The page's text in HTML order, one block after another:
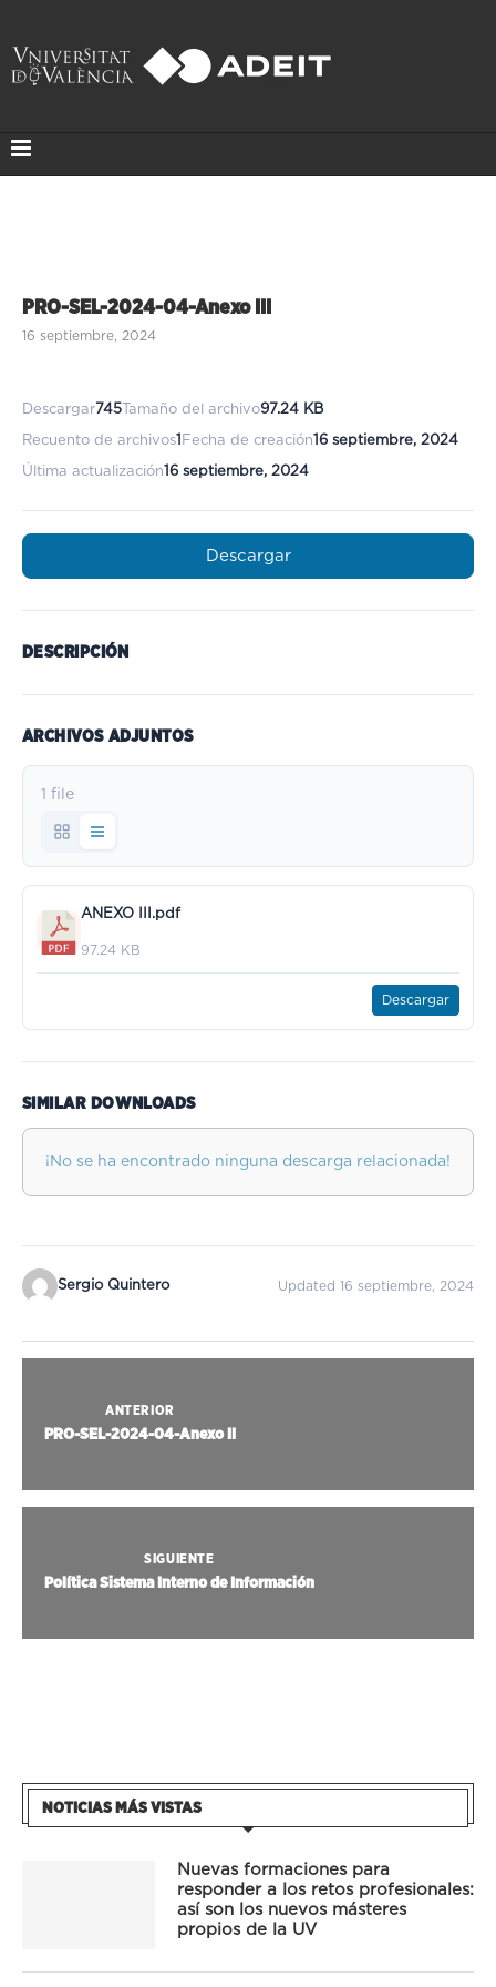
PRO-SEL-2024-04-Anexo III
16 septiembre, 2024
Descargar745 Tamaño del archivo97.24 KB
Recuento de archivos1 Fecha de creación16 septiembre, 2024
Última actualización16 septiembre, 2024
Descargar
DESCRIPCIÓN
ARCHIVOS ADJUNTOS
1 file
ANEXO III.pdf
97.24 KB
Descargar
SIMILAR DOWNLOADS
¡No se ha encontrado ninguna descarga relacionada!
Sergio Quintero Updated 16 septiembre, 2024
ANTERIOR
PRO-SEL-2024-04-Anexo II
SIGUIENTE
Política Sistema Interno de Información
NOTICIAS MÁS VISTAS
Nuevas formaciones para
responder a los retos profesionales:
así son los nuevos másteres
propios de la UV